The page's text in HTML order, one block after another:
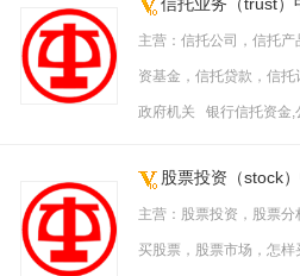
主营：信托公司，信托
资基金，信托贷款，信托
政府机关 银行信托资金,
股票投资（stock
主营：股票投资，股票
买股票，股票市场，怎